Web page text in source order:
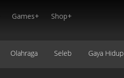
Games+ Shop+
Olahraga Seleb Gaya Hidup